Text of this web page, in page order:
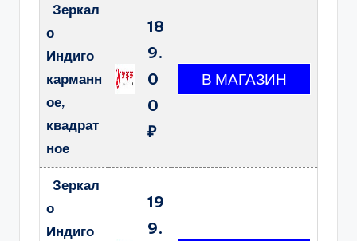
Зеркал
о
Индиго
карманн
ое,
квадрат
ное
18
9.
0
0
₽
Зеркал
о
Индиго
19
9.